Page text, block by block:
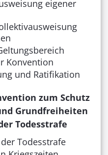
eigener
Konvention
und Ratifikation
zum Schutz
Grundfreiheiten
Todesstrafe
Todesstrafe